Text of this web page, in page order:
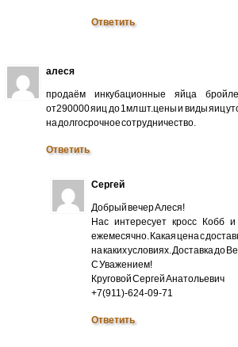
Ответить
алеся
продаём инкубационные яйца
от290000 яиц до 1мл шт.цены и виды яиц
на долгосрочное сотрудничество.
Ответить
Сергей
Добрый вечер Алеся!
Нас интересует кросс Кобб
ежемесячно. Какая цена с
на каких условиях. Доставка до
С Уважением!
Круговой Сергей Анатольевич
+7(911)-624-09-71
Ответить